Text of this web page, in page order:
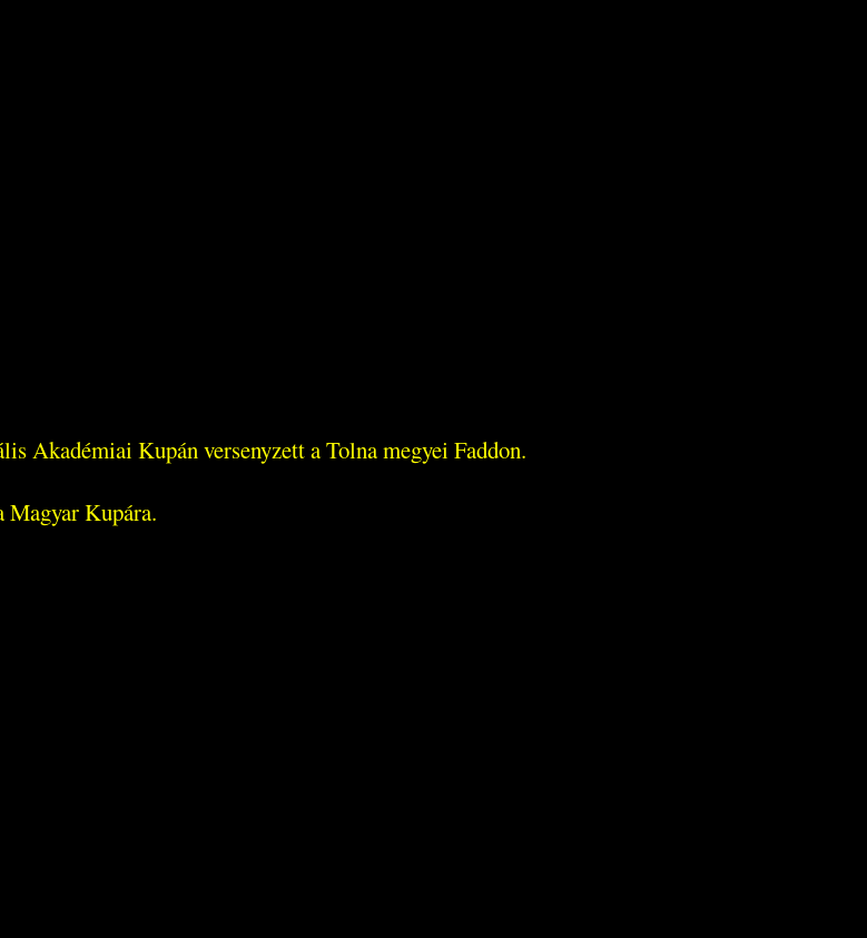
Akadémiai Kupán versenyzett a Tolna megyei Faddon.
Magyar Kupára.